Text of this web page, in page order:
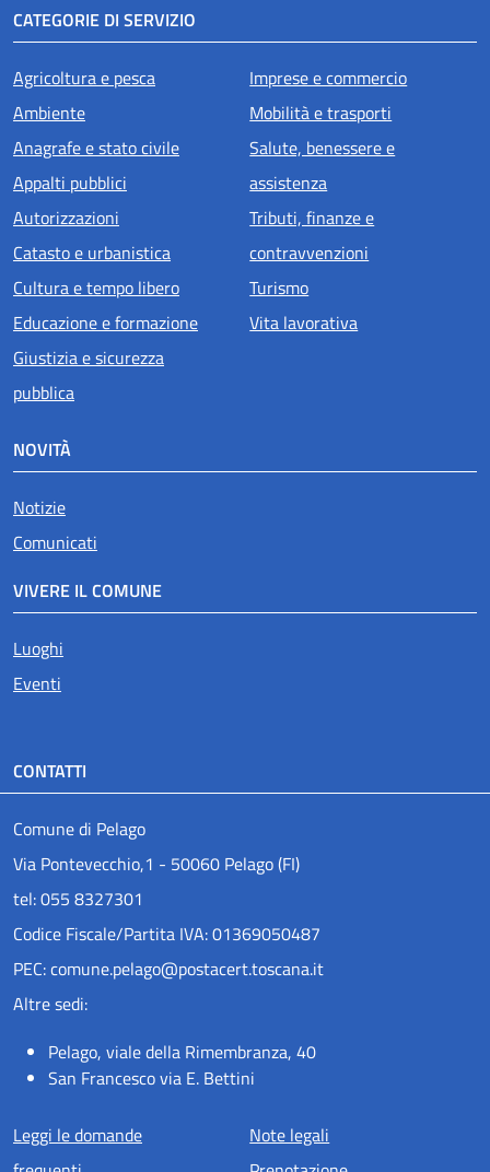
CATEGORIE DI SERVIZIO
Agricoltura e pesca
Ambiente
Anagrafe e stato civile
Appalti pubblici
Autorizzazioni
Catasto e urbanistica
Cultura e tempo libero
Educazione e formazione
Giustizia e sicurezza
pubblica
Imprese e commercio
Mobilità e trasporti
Salute, benessere e
assistenza
Tributi, finanze e
contravvenzioni
Turismo
Vita lavorativa
NOVITÀ
Notizie
Comunicati
VIVERE IL COMUNE
Luoghi
Eventi
CONTATTI
Comune di Pelago
Via Pontevecchio,1 - 50060 Pelago (FI)
tel: 055 8327301
Codice Fiscale/Partita IVA: 01369050487
PEC: comune.pelago@postacert.toscana.it
Altre sedi:
Pelago, viale della Rimembranza, 40
San Francesco via E. Bettini
Menu piè di pagina
Leggi le domande
Note legali